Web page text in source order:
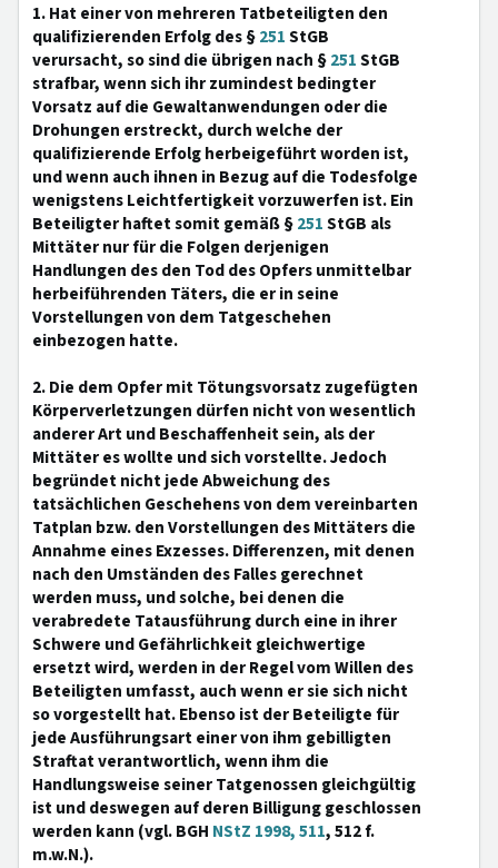
1. Hat einer von mehreren Tatbeteiligten den
qualifizierenden Erfolg des §251StGB
verursacht, so sind die übrigen nach §251StGB
strafbar, wenn sich ihr zumindest bedingter
Vorsatz auf die Gewaltanwendungen oder die
Drohungen erstreckt, durch welche der
qualifizierende Erfolg herbeigeführt worden ist,
und wenn auch ihnen in Bezug auf die Todesfolge
wenigstens Leichtfertigkeit vorzuwerfen ist. Ein
Beteiligter haftet somit gemäß §251StGB als
Mittäter nur für die Folgen derjenigen
Handlungen des den Tod des Opfers unmittelbar
herbeiführenden Täters, die er in seine
Vorstellungen von dem Tatgeschehen
einbezogen hatte.
2. Die dem Opfer mit Tötungsvorsatz zugefügten
Körperverletzungen dürfen nicht von wesentlich
anderer Art und Beschaffenheit sein, als der
Mittäter es wollte und sich vorstellte. Jedoch
begründet nicht jede Abweichung des
tatsächlichen Geschehens von dem vereinbarten
Tatplan bzw. den Vorstellungen des Mittäters die
Annahme eines Exzesses. Differenzen, mit denen
nach den Umständen des Falles gerechnet
werden muss, und solche, bei denen die
verabredete Tatausführung durch eine in ihrer
Schwere und Gefährlichkeit gleichwertige
ersetzt wird, werden in der Regel vom Willen des
Beteiligten umfasst, auch wenn er sie sich nicht
so vorgestellt hat. Ebenso ist der Beteiligte für
jede Ausführungsart einer von ihm gebilligten
Straftat verantwortlich, wenn ihm die
Handlungsweise seiner Tatgenossen gleichgültig
ist und deswegen auf deren Billigung geschlossen
werden kann (vgl. BGH NStZ 1998, 511, 512 f.
m.w.N.).